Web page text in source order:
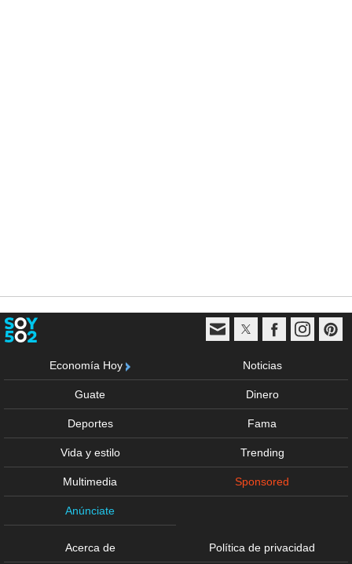
Economía Hoy Noticias
Guate Dinero
Deportes Fama
Vida y estilo Trending
Multimedia Sponsored
Anúnciate
Acerca de Política de privacidad